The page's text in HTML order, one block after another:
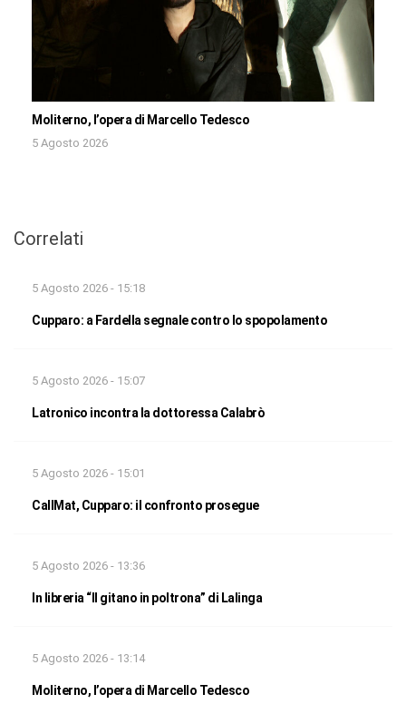
Moliterno, l’opera di Marcello Tedesco
5 Agosto 2026
Correlati
5 Agosto 2026 - 15:18
Cupparo: a Fardella segnale contro lo spopolamento
5 Agosto 2026 - 15:07
Latronico incontra la dottoressa Calabrò
5 Agosto 2026 - 15:01
CallMat, Cupparo: il confronto prosegue
5 Agosto 2026 - 13:36
In libreria “Il gitano in poltrona” di Lalinga
5 Agosto 2026 - 13:14
Moliterno, l’opera di Marcello Tedesco